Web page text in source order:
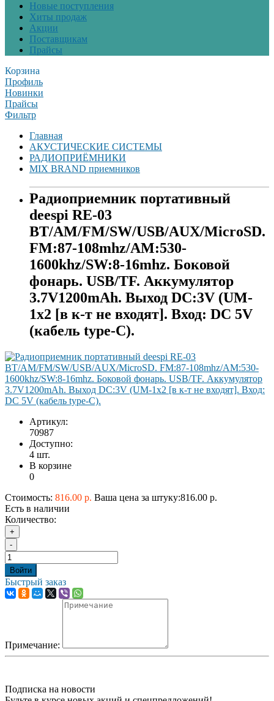
Новые поступления
Хиты продаж
Акции
Поставщикам
Прайсы
Корзина
Профиль
Новинки
Прайсы
Фильтр
Главная
АКУСТИЧЕСКИЕ СИСТЕМЫ
РАДИОПРИЁМНИКИ
MIX BRAND приемников
Радиоприемник портативный
deespi RE-03
BT/AM/FM/SW/USB/AUX/MicroSD.
FM:87-108mhz/AM:530-
1600khz/SW:8-16mhz. Боковой
фонарь. USB/TF. Аккумулятор
3.7V1200mAh. Выход DC:3V (UM-
1х2 [в к-т не входят]. Вход: DC 5V
(кабель type-C).
Артикул:
70987
Доступно:
4 шт.
В корзине
0
Стоимость: 816.00 р. Ваша цена за штуку:816.00 р.
Есть в наличии
Количество:
+
-
Войти
Быстрый заказ
Примечание:
Подписка на новости